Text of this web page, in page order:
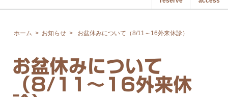
ホーム > お知らせ > お盆休みについて（8/11～16外来休診）
お盆休みについて
（8/11～16外来休